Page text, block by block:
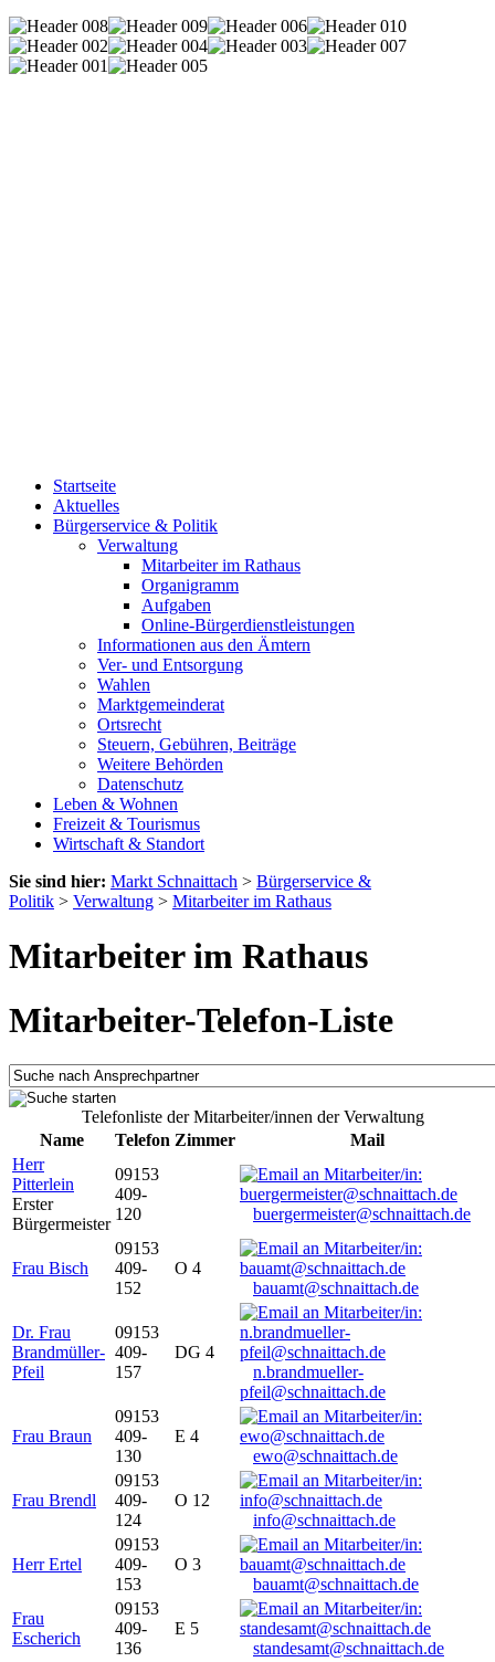
Startseite
Aktuelles
Bürgerservice & Politik
Verwaltung
Mitarbeiter im Rathaus
Organigramm
Aufgaben
Online-Bürgerdienstleistungen
Informationen aus den Ämtern
Ver- und Entsorgung
Wahlen
Marktgemeinderat
Ortsrecht
Steuern, Gebühren, Beiträge
Weitere Behörden
Datenschutz
Leben & Wohnen
Freizeit & Tourismus
Wirtschaft & Standort
Sie sind hier: Markt Schnaittach > Bürgerservice &
Politik > Verwaltung > Mitarbeiter im Rathaus
Mitarbeiter im Rathaus
Mitarbeiter-Telefon-Liste
Telefonliste der Mitarbeiter/innen der Verwaltung
Name
Telefon Zimmer
Mail
Herr
Pitterlein
Erster
Bürgermeister
09153
409-
120
buergermeister@schnaittach.de
Frau Bisch
09153
409-
152
O 4
bauamt@schnaittach.de
Dr. Frau
Brandmüller-
Pfeil
09153
409-
157
DG 4
n.brandmueller-
pfeil@schnaittach.de
Frau Braun
09153
409-
130
E 4
ewo@schnaittach.de
Frau Brendl
09153
409-
124
O 12
info@schnaittach.de
Herr Ertel
09153
409-
153
O 3
bauamt@schnaittach.de
Frau
Escherich
09153
409-
136
E 5
standesamt@schnaittach.de